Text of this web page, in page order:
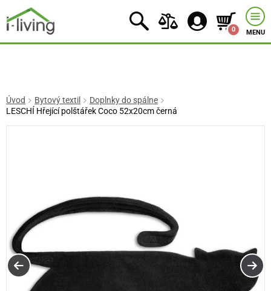
0 MENU
Úvod Bytový textil
Doplnky do spálne
LESCHÍ Hřející polštářek Coco 52x20cm černá